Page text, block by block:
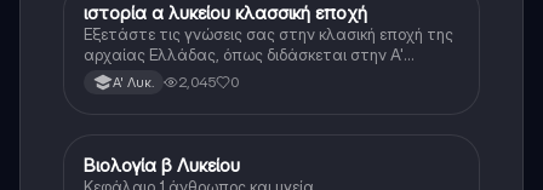
Ιστορία
ιστορία α λυκείου κλασσική εποχή
Εξετάστε τις γνώσεις σας στην κλασική εποχή της
αρχαίας Ελλάδας, όπως διδάσκεται στην Α'
Λυκείου.
Α' Λυκ. 2,045 0
Βιολογία
Βιολογία β Λυκείου